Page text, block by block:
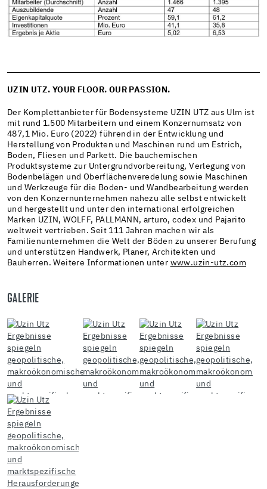
UZIN UTZ. YOUR FLOOR. OUR PASSION.
Der Komplettanbieter für Bodensysteme UZIN UTZ aus Ulm ist
mit rund 1.500 Mitarbeitern und einem Konzernumsatz von
487,1 Mio. Euro (2022) führend in der Entwicklung und
Herstellung von Produkten und Maschinen rund um Estrich,
Boden, Fliesen und Parkett. Die bauchemischen
Produktsysteme zur Untergrundvorbereitung, Verlegung von
Bodenbelägen und Oberflächenveredelung sowie Maschinen
und Werkzeuge für die Boden- und Wandbearbeitung werden
von den Konzernunternehmen nahezu alle selbst entwickelt
und hergestellt und unter den international erfolgreichen
Marken UZIN, WOLFF, PALLMANN, arturo, codex und Pajarito
weltweit vertrieben. Seit 111 Jahren machen wir als
Familienunternehmen die Welt der Böden zu unserer Berufung
und unterstützen Handwerk, Planer, Architekten und
Bauherren. Weitere Informationen unter www.uzin-utz.com
GALERIE